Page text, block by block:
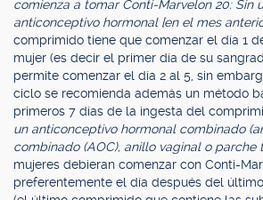
comienza a tomar Conti-Marvelon 20: Sin
anticonceptivo hormonal [en el mes
comprimido tiene que comenzar el día 1
mujer (es decir el primer día de su
permite comenzar el día 2 al 5, sin
ciclo se recomienda además un método
primeros 7 días de la ingesta del
un anticonceptivo hormonal combinado
combinado (AOC), anillo vaginal o parche
mujeres debieran comenzar con Conti-
preferentemente el día después del